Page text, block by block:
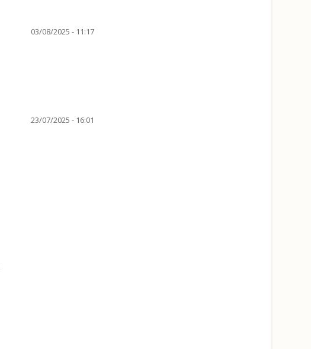
03/08/2025 - 11:17
23/07/2025 - 16:01